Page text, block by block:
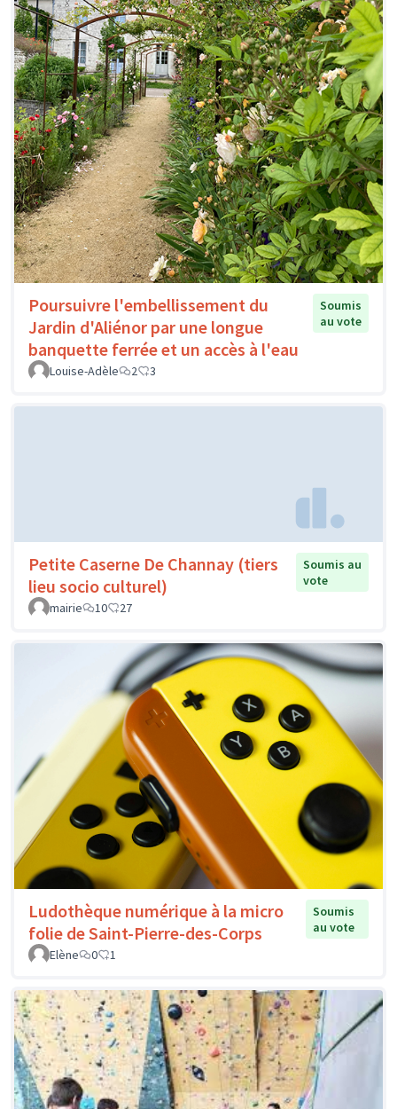
Poursuivre l'embellissement du
Jardin d'Aliénor par une longue
banquette ferrée et un accès à l'eau
Soumis
au vote
Louise-Adèle 2 3
Petite Caserne De Channay (tiers
lieu socio culturel)
Soumis au
vote
mairie
10 27
Ludothèque numérique à la micro
folie de Saint-Pierre-des-Corps
Soumis
au vote
Elène
0 1